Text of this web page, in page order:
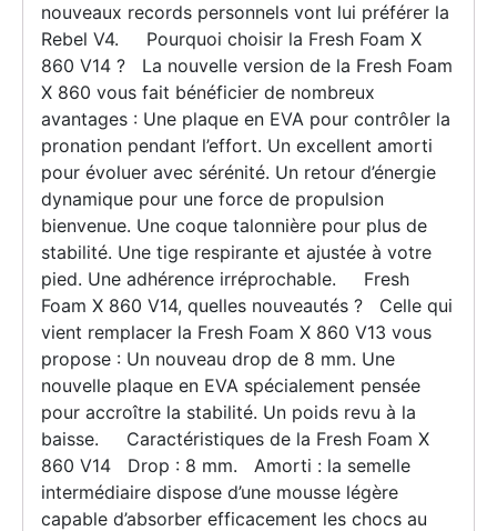
nouveaux records personnels vont lui préférer la
Rebel V4. Pourquoi choisir la Fresh Foam X
860 V14 ? La nouvelle version de la Fresh Foam
X 860 vous fait bénéficier de nombreux
avantages : Une plaque en EVA pour contrôler la
pronation pendant l’effort. Un excellent amorti
pour évoluer avec sérénité. Un retour d’énergie
dynamique pour une force de propulsion
bienvenue. Une coque talonnière pour plus de
stabilité. Une tige respirante et ajustée à votre
pied. Une adhérence irréprochable. Fresh
Foam X 860 V14, quelles nouveautés ? Celle qui
vient remplacer la Fresh Foam X 860 V13 vous
propose : Un nouveau drop de 8 mm. Une
nouvelle plaque en EVA spécialement pensée
pour accroître la stabilité. Un poids revu à la
baisse. Caractéristiques de la Fresh Foam X
860 V14 Drop : 8 mm. Amorti : la semelle
intermédiaire dispose d’une mousse légère
capable d’absorber efficacement les chocs au